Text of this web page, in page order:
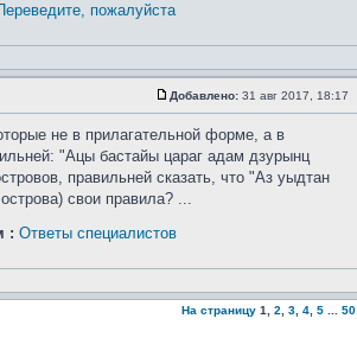
пожалуйста
Добавлено: 31 авг 2017, 18:17
не в прилагательной форме, а в
"Ацы бастайы цараг адам дзурынц
правильней сказать, что "Аз уыдтан
свои правила? ...
: Ответы специалистов
На страницу 1 2 3 4 5 50